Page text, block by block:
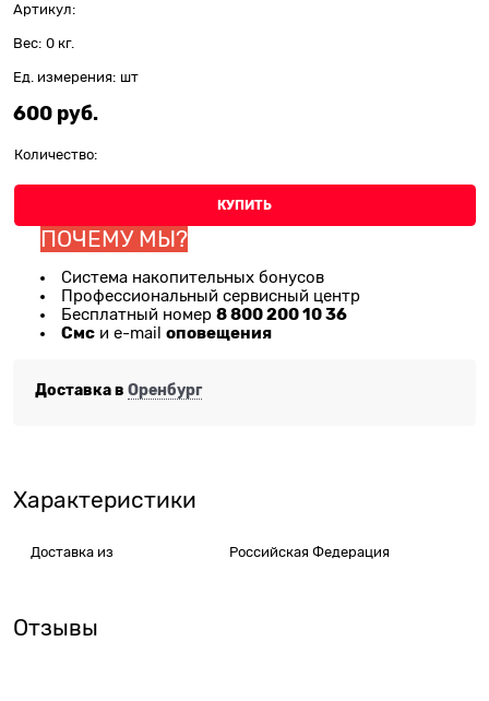
Артикул:
Вес: 0 кг.
Ед. измерения: шт
600 руб.
Количество:
КУПИТЬ
ПОЧЕМУ МЫ?
Система накопительных бонусов
Профессиональный сервисный центр
Бесплатный номер 8 800 200 10 36
Смс и e-mail оповещения
Доставка в Оренбург
Характеристики
Доставка из Российская Федерация
Отзывы